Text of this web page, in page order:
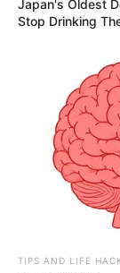
Japan's Oldest
Stop Drinking
TIPS AND LIFE